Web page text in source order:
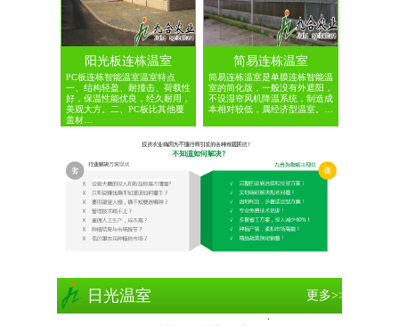
阳光板连栋温室
PC板连栋智能温室温室特点
一、结构轻盈、耐撞击、荷载性
好，保温性能优良，经久耐用，
美观大方。二、PC板比其他覆
盖材…
简易连栋温室
简易连栋温室是单膜连栋智能温
室的简化版，一般没有外遮阳，
不设湿帘风机降温系统，制造成
本相对较低，属经济型温室。…
日光温室 更多>>